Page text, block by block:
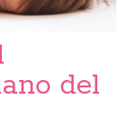
del